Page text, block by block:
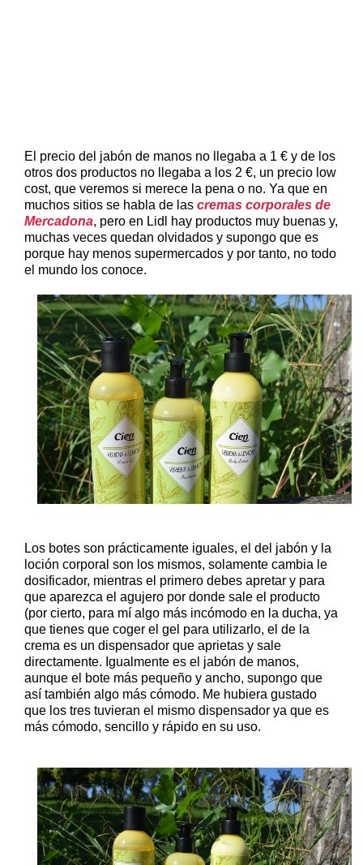
El precio del jabón de manos no llegaba a 1 € y de los
otros dos productos no llegaba a los 2 €, un precio low
cost, que veremos si merece la pena o no. Ya que en
muchos sitios se habla de las cremas corporales de
Mercadona, pero en Lidl hay productos muy buenas y,
muchas veces quedan olvidados y supongo que es
porque hay menos supermercados y por tanto, no todo
el mundo los conoce.
Los botes son prácticamente iguales, el del jabón y la
loción corporal son los mismos, solamente cambia le
dosificador, mientras el primero debes apretar y para
que aparezca el agujero por donde sale el producto
(por cierto, para mí algo más incómodo en la ducha, ya
que tienes que coger el gel para utilizarlo, el de la
crema es un dispensador que aprietas y sale
directamente. Igualmente es el jabón de manos,
aunque el bote más pequeño y ancho, supongo que
así también algo más cómodo. Me hubiera gustado
que los tres tuvieran el mismo dispensador ya que es
más cómodo, sencillo y rápido en su uso.